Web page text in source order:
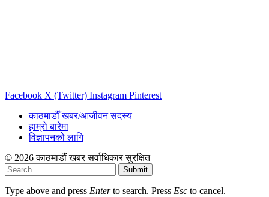
Facebook X (Twitter) Instagram Pinterest
काठमाडौँ खबर/आजीवन सदस्य
हाम्रो बारेमा
विज्ञापनको लागि
© 2026 काठमाडौं खबर सर्वाधिकार सुरक्षित
Submit
Type above and press Enterto search. Press Esc to cancel.